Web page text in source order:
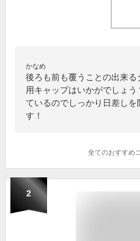
かなめ
後ろも前も覆うことの出来
用キャップはいかがでしょ
ているのでしっかり日差し
す！
全てのおすすめ
2